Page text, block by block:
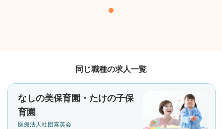
同じ職種の求人一覧
なしの美保育園・たけの子保
育園
医療法人社団喜英会